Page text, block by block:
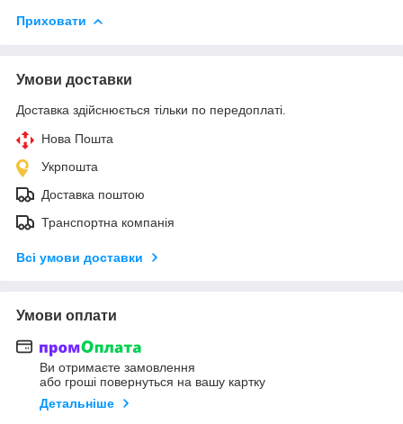
Приховати
Умови доставки
Доставка здійснюється тільки по передоплаті.
Нова Пошта
Укрпошта
Доставка поштою
Транспортна компанія
Всі умови доставки
Умови оплати
Ви отримаєте замовлення
або гроші повернуться на вашу картку
Детальніше